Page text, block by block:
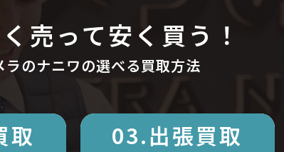
売って安く買う！
ラのナニワの選べる買取方法
取 03.出張買取